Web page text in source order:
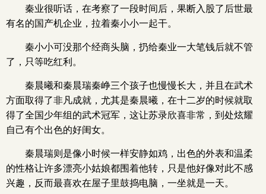
秦业很听话，在考察了一段时间后，果断入股了后世最
有名的国产机企业，拉着秦小小一起干。
秦小小可没那个经商头脑，扔给秦业一大笔钱后就不管
了，只等吃红利。
秦晨曦和秦晨瑞秦峥三个孩子也慢慢长大，并且在武术
方面取得了非凡成就，尤其是秦晨曦，在十二岁的时候就取
得了全国少年组的武术冠军，这让苏录欣喜非常，到处炫耀
自己有个出色的好闺女。
秦晨瑞则是像小时候一样安静如鸡，出色的外表和温柔
的性格让许多漂亮小姑娘都围着他转，只是他好像对此不感
兴趣，反而最喜欢在屋子里鼓捣电脑，一坐就是一天。